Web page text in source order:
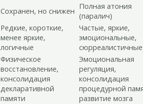
Сохранен, но снижен Полная атония
(паралич)
Редкие, короткие,
менее яркие,
логичные
Частые, яркие,
эмоциональные,
сюрреалистичные
Физическое
восстановление,
консолидация
декларативной
памяти
Эмоциональная
регуляция,
консолидация
процедурной
развитие мозга